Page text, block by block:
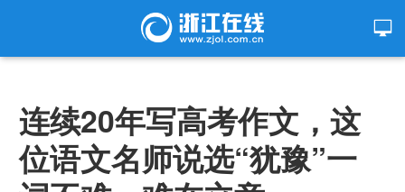
连续20年写高考作文，这
位语文名师说选“犹豫”一